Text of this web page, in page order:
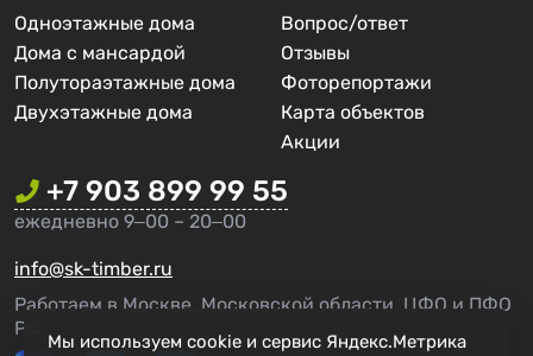
Мы используем cookie и сервис Яндекс.Метрика
Одноэтажные дома
Дома с мансардой
Полутораэтажные дома
Двухэтажные дома
Вопрос/ответ
Отзывы
Фоторепортажи
Карта объектов
Акции
+7 903 899 99 55
ежедневно 9‒00 – 20‒00
info@sk-timber.ru
Работаем в Москве, Московской области, ЦФО и ПФО
РФ.